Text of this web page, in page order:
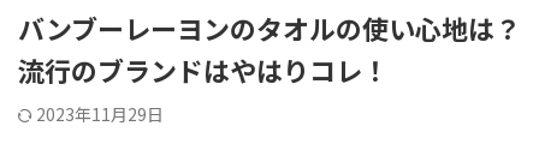
バンブーレーヨンのタオルの使い心地は？
流行のブランドはやはりコレ！
2023年11月29日